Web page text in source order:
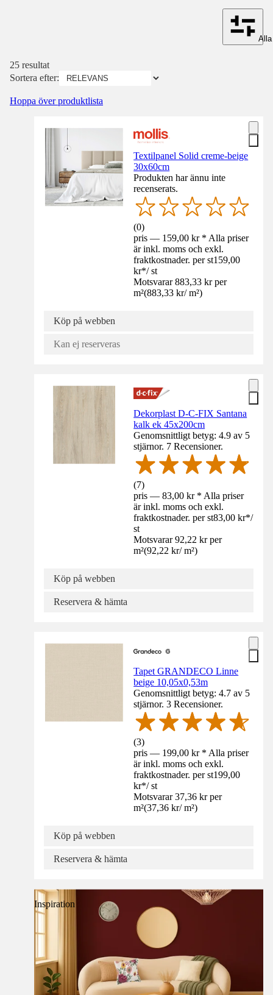
25 resultat
Sortera efter:
Hoppa över produktlista
Textilpanel Solid creme-beige
30x60cm
Produkten har ännu inte
recenserats.
(0)
pris — 159,00 kr * Alla priser
är inkl. moms och exkl.
fraktkostnader. per st159,00
kr*/ st
Motsvarar 883,33 kr per
m²(883,33 kr/ m²)
Köp på webben
Kan ej reserveras
Dekorplast D-C-FIX Santana
kalk ek 45x200cm
Genomsnittligt betyg: 4.9 av 5
stjärnor. 7 Recensioner.
(7)
pris — 83,00 kr * Alla priser
är inkl. moms och exkl.
fraktkostnader. per st83,00 kr*/
st
Motsvarar 92,22 kr per
m²(92,22 kr/ m²)
Köp på webben
Reservera & hämta
Tapet GRANDECO Linne
beige 10,05x0,53m
Genomsnittligt betyg: 4.7 av 5
stjärnor. 3 Recensioner.
(3)
pris — 199,00 kr * Alla priser
är inkl. moms och exkl.
fraktkostnader. per st199,00
kr*/ st
Motsvarar 37,36 kr per
m²(37,36 kr/ m²)
Köp på webben
Reservera & hämta
Inspiration